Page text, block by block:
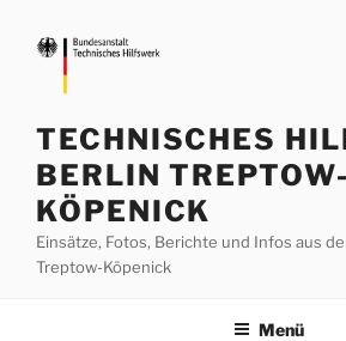
Inhalt
springen
TECHNISCHES
BERLIN TREPTOW-
KÖPENICK
Einsätze, Fotos, Berichte und Infos aus
Treptow-Köpenick
Menü